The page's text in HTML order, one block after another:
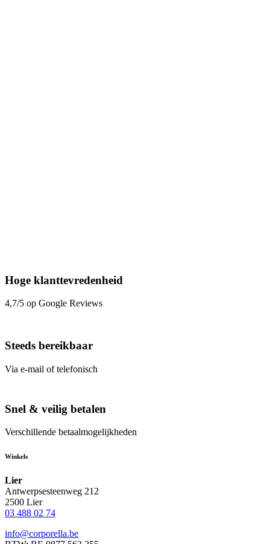
Hoge klanttevredenheid
4,7/5 op Google Reviews
Steeds bereikbaar
Via e-mail of telefonisch
Snel & veilig betalen
Verschillende betaalmogelijkheden
Winkels
Lier
Antwerpsesteenweg 212
2500 Lier
03 488 02 74
info@corporella.be